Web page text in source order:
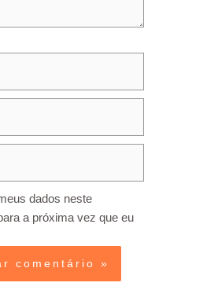
dados neste
a próxima vez que eu